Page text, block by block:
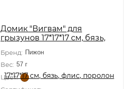
Домик "Вигвам" для
грызунов 17*17*17 см, бязь,
Бренд: Пижон
Вес: 57 г
Цвет: